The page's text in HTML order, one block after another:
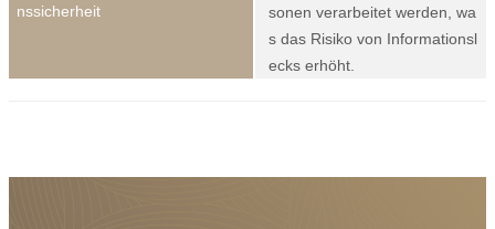
nssicherheit
sonen verarbeitet werden, wa
s das Risiko von Informationsl
ecks erhöht.